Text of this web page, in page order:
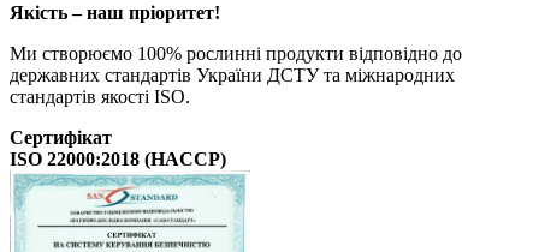
Якість – наш пріоритет!
Ми створюємо 100% рослинні продукти відповідно до
державних стандартів України ДСТУ та міжнародних
стандартів якості ISO.
Сертифікат
ISO 22000:2018 (HACCP)